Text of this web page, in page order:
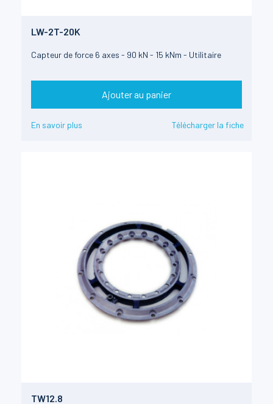
LW-2T-20K
Capteur de force 6 axes - 90 kN - 15 kNm - Utilitaire
Ajouter au panier
En savoir plus Télécharger la fiche
TW12.8